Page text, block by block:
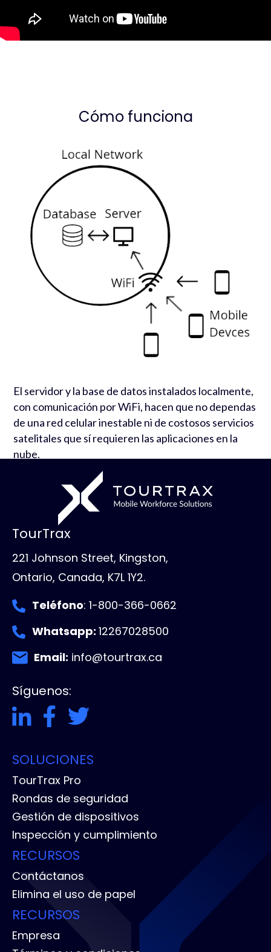
Cómo funciona
El servidor y la base de datos instalados localmente,
con comunicación por WiFi, hacen que no dependas
de una red celular inestable ni de costosos servicios
satelitales que sí requieren las aplicaciones en la
nube.
TourTrax
221 Johnson Street, Kingston,
Ontario, Canada, K7L 1Y2.
Teléfono: 1-800-366-0662
Whatsapp: 12267028500
Email: info@tourtrax.ca
Síguenos:
SOLUCIONES
TourTrax Pro
Rondas de seguridad
Gestión de dispositivos
Inspección y cumplimiento
RECURSOS
Contáctanos
Elimina el uso de papel
RECURSOS
Empresa